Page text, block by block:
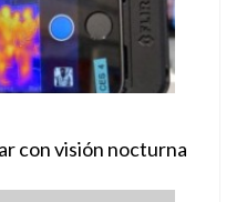
con visión nocturna